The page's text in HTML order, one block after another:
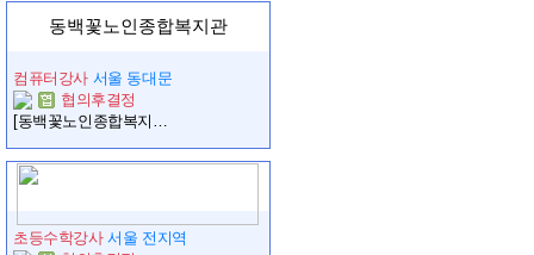
동백꽃노인종합복지관
컴퓨터강사 서울 동대문
협의후결정
[동백꽃노인종합복지관] 스마트 아카데미 강사 모집 공고
초등수학강사 서울 전지역